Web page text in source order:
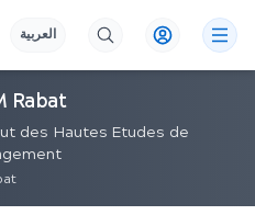
العربية
Rabat
des Hautes Etudes de